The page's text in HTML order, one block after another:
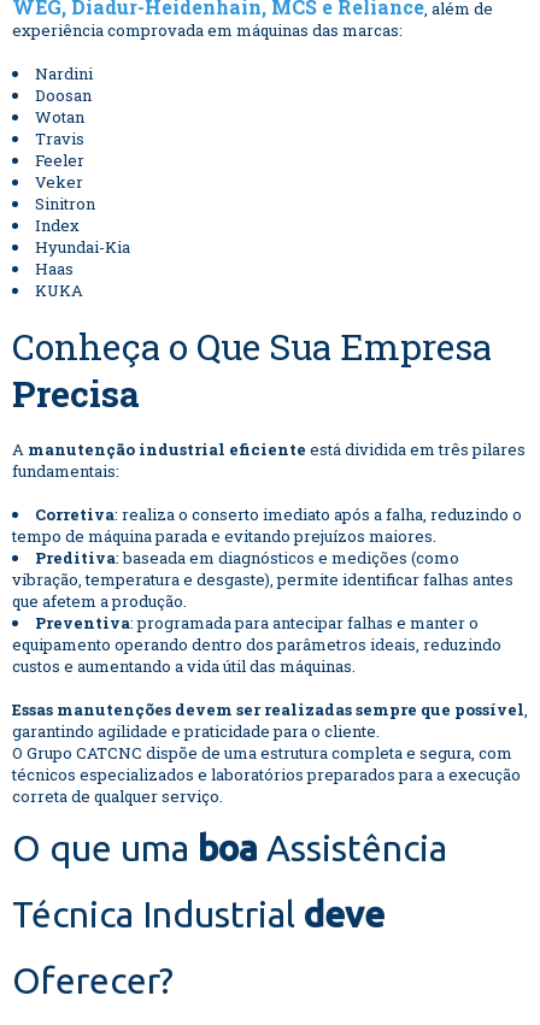
WEG, Diadur-Heidenhain, MCS e Reliance , além de
experiência comprovada em máquinas das marcas:
Nardini
Doosan
Wotan
Travis
Feeler
Veker
Sinitron
Index
Hyundai-Kia
Haas
KUKA
Conheça o Que Sua Empresa
Precisa
A manutenção industrial eficiente está dividida em três pilares
fundamentais:
Corretiva: realiza o conserto imediato após a falha, reduzindo o
tempo de máquina parada e evitando prejuízos maiores.
Preditiva: baseada em diagnósticos e medições (como
vibração, temperatura e desgaste), permite identificar falhas antes
que afetem a produção.
Preventiva: programada para antecipar falhas e manter o
equipamento operando dentro dos parâmetros ideais, reduzindo
custos e aumentando a vida útil das máquinas.
Essas manutenções devem ser realizadas sempre que possível
garantindo agilidade e praticidade para o cliente.
O Grupo CATCNC dispõe de uma estrutura completa e segura, com
técnicos especializados e laboratórios preparados para a execução
correta de qualquer serviço.
O que uma boa Assistência
Técnica Industrial deve
Oferecer?